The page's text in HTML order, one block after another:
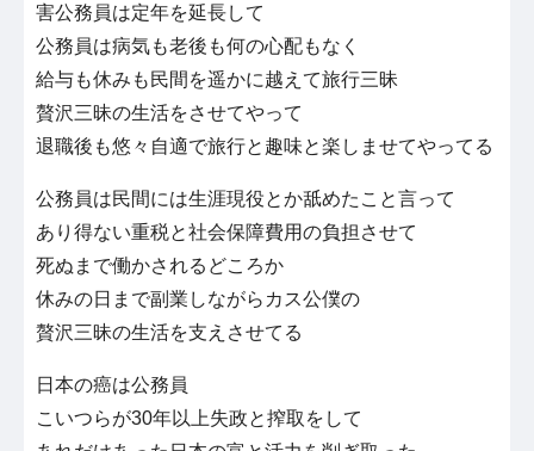
害公務員は定年を延長して
公務員は病気も老後も何の心配もなく
給与も休みも民間を遥かに越えて旅行三昧
贅沢三昧の生活をさせてやって
退職後も悠々自適で旅行と趣味と楽しませてやってる
公務員は民間には生涯現役とか舐めたこと言って
あり得ない重税と社会保障費用の負担させて
死ぬまで働かされるどころか
休みの日まで副業しながらカス公僕の
贅沢三昧の生活を支えさせてる
日本の癌は公務員
こいつらが30年以上失政と搾取をして